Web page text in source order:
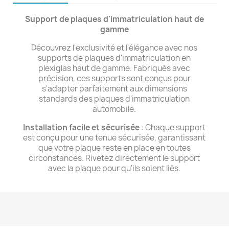
Support de plaques d'immatriculation haut de
gamme
Découvrez l'exclusivité et l'élégance avec nos
supports de plaques d'immatriculation en
plexiglas haut de gamme. Fabriqués avec
précision, ces supports sont conçus pour
s'adapter parfaitement aux dimensions
standards des plaques d'immatriculation
automobile.
Installation facile et sécurisée: Chaque support
est conçu pour une tenue sécurisée, garantissant
que votre plaque reste en place en toutes
circonstances. Rivetez directement le support
avec la plaque pour qu'ils soient liés.